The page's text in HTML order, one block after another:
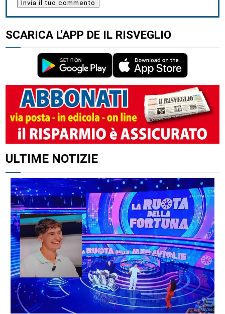
SCARICA L'APP DE IL RISVEGLIO
ALTRI ARTICOLI DI QUESTO AUTORE